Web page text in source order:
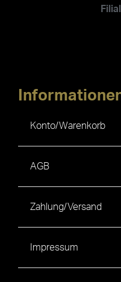
Konto/Warenkorb
AGB
Zahlung/Versand
Impressum